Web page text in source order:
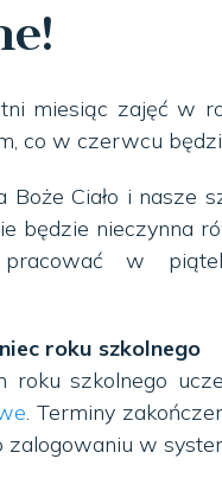
miesiąc zajęć w
co w czerwcu
Ciało i nasze
będzie nieczynna
w
roku szkolnego
roku szkolnego
. Terminy
w